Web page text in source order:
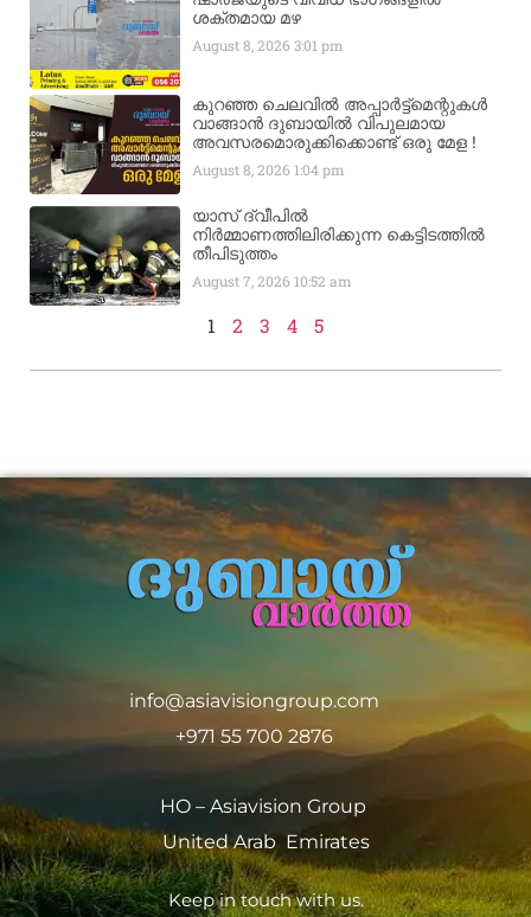
ശക്തമായ മഴ
August 8, 20263:01 pm
കുറഞ്ഞ ചെലവിൽ അപ്പാർട്ട്മെന്റുകൾ
വാങ്ങാൻ ദുബായിൽ വിപുലമായ
അവസരമൊരുക്കിക്കൊണ്ട് ഒരു മേള !
August 8, 2026 1:04 pm
യാസ് ദ്വീപിൽ
നിർമ്മാണത്തിലിരിക്കുന്ന കെട്ടിടത്തിൽ
തീപിടുത്തം
August 7, 2026 10:52 am
1 2 3 4 5
info@asiavisiongroup.com
+971 55 700 2876
HO – Asiavision Group
United Arab Emirates
Keep in touch with us.